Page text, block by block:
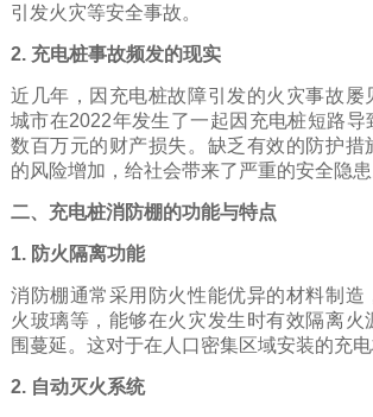
引发火灾等安全事故。
2. 充电桩事故频发的现实
近几年，因充电桩故障引发的火灾事故屡
城市在2022年发生了一起因充电桩短路导
数百万元的财产损失。缺乏有效的防护措
的风险增加，给社会带来了严重的安全隐患
二、充电桩消防棚的功能与特点
1. 防火隔离功能
消防棚通常采用防火性能优异的材料制造
火玻璃等，能够在火灾发生时有效隔离火
围蔓延。这对于在人口密集区域安装的充电
2. 自动灭火系统